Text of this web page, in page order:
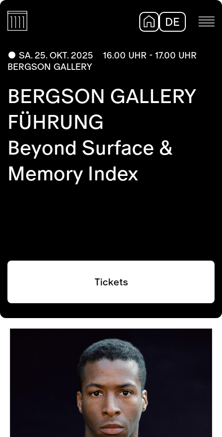
DE
SA. 25. OKT. 2025
16.00 UHR - 17.00 UHR
BERGSON GALLERY
BERGSON GALLERY
FÜHRUNG
Beyond Surface &
Memory Index
Tickets